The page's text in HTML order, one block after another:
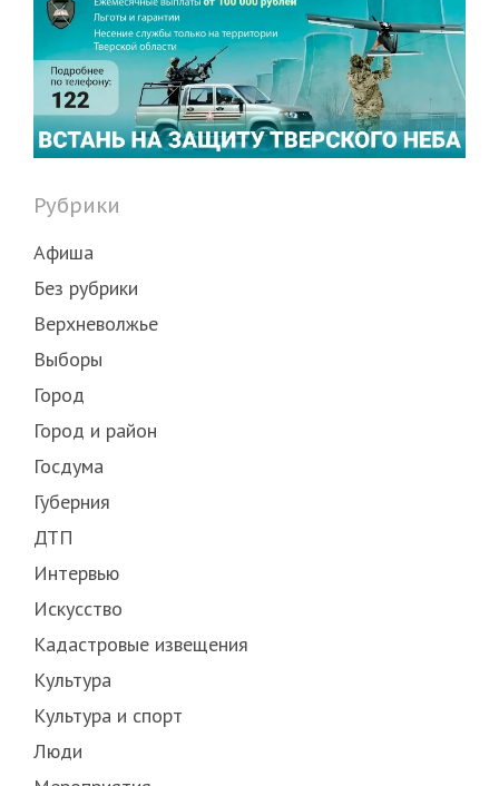
Рубрики
Афиша
Без рубрики
Верхневолжье
Выборы
Город
Город и район
Госдума
Губерния
ДТП
Интервью
Искусство
Кадастровые извещения
Культура
Культура и спорт
Люди